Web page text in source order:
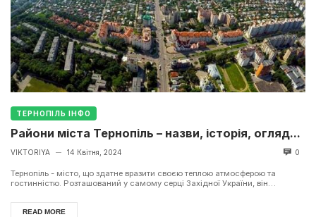
ТЕРНОПІЛЬ ІНФО
Райони міста Тернопіль – назви, історія, огляд...
VIKTORIYA — 14 Квітня, 2024 0
Тернопіль - місто, що здатне вразити своєю теплою атмосферою та
гостинністю. Розташований у самому серці Західної України, він
READ MORE